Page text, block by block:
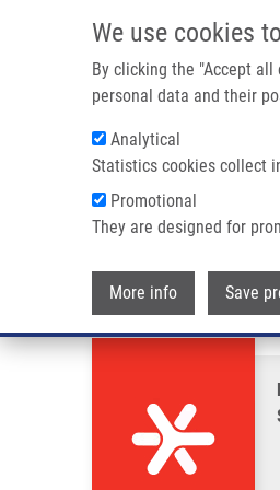
We use cookies
By clicking the "Accept
personal data and their
Analytical
Statistics cookies collect
Promotional
They are designed for
More info Save
Drobečková
Domů Markos Athanasios
Markos